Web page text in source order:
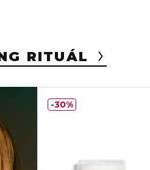
RITUÁL
30%